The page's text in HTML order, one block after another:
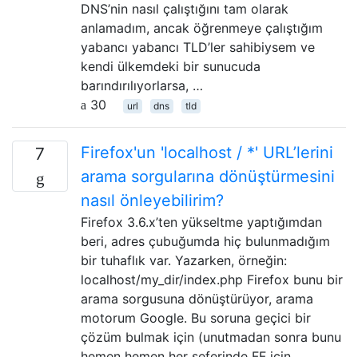
DNS’nin nasıl çalıştığını tam olarak
anlamadım, ancak öğrenmeye çalıştığım
yabancı yabancı TLD’ler sahibiysem ve
kendi ülkemdeki bir sunucuda
barındırılıyorlarsa, …
30
url dns tld
7
Firefox'un 'localhost / *' URL’lerini
arama sorgularına dönüştürmesini
nasıl önleyebilirim?
Firefox 3.6.x’ten yükseltme yaptığımdan
beri, adres çubuğumda hiç bulunmadığım
bir tuhaflık var. Yazarken, örneğin:
localhost/my_dir/index.php Firefox bunu bir
arama sorgusuna dönüştürüyor, arama
motorum Google. Bu soruna geçici bir
çözüm bulmak için (unutmadan sonra bunu